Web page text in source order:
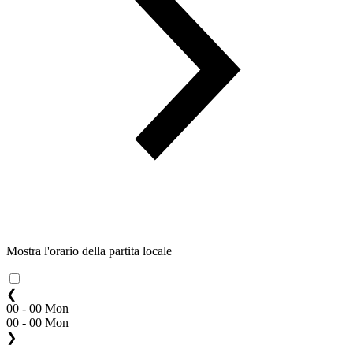
Mostra l'orario della partita locale
❮
00 - 00 Mon
00 - 00 Mon
❯